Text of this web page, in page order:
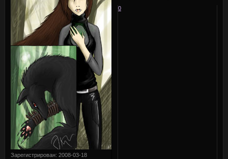
Зарегистрирован: 2008-03-18
0